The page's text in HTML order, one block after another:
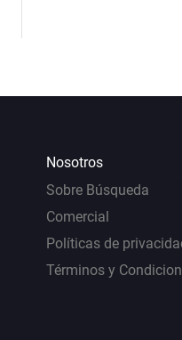
Nosotros
Sobre Búsqueda
Comercial
Políticas de
Términos y